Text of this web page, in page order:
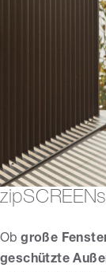
Obgroße
geschützte